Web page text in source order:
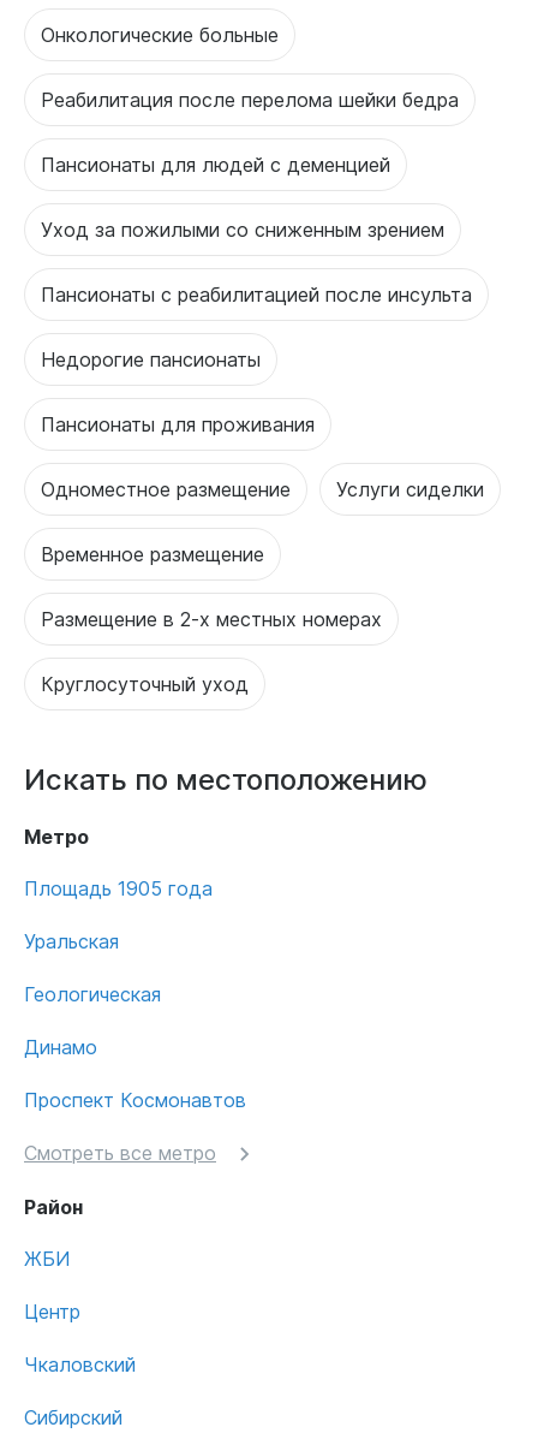
Онкологические больные
Реабилитация после перелома шейки бедра
Пансионаты для людей с деменцией
Уход за пожилыми со сниженным зрением
Пансионаты с реабилитацией после инсульта
Недорогие пансионаты
Пансионаты для проживания
Одноместное размещение Услуги сиделки
Временное размещение
Размещение в 2-х местных номерах
Круглосуточный уход
Искать по местоположению
Метро
Площадь 1905 года
Уральская
Геологическая
Динамо
Проспект Космонавтов
Смотреть все метро
Район
ЖБИ
Центр
Чкаловский
Сибирский